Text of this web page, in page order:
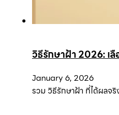
วิธีรักษาฝ้า 2026: เ
January 6, 2026
รวม วิธีรักษาฝ้า ที่ได้ผลจ